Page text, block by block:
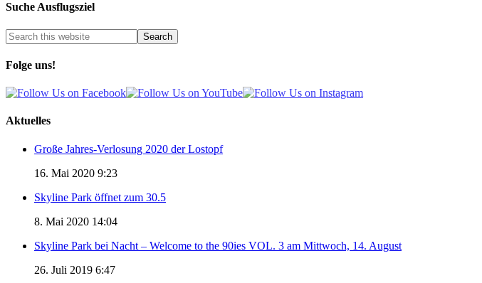
Suche Ausflugsziel
Folge uns!
Aktuelles
Große Jahres-Verlosung 2020 der Lostopf
16. Mai 2020 9:23
Skyline Park öffnet zum 30.5
8. Mai 2020 14:04
Skyline Park bei Nacht – Welcome to the 90ies VOL. 3 am Mittwoch, 14. August
26. Juli 2019 6:47